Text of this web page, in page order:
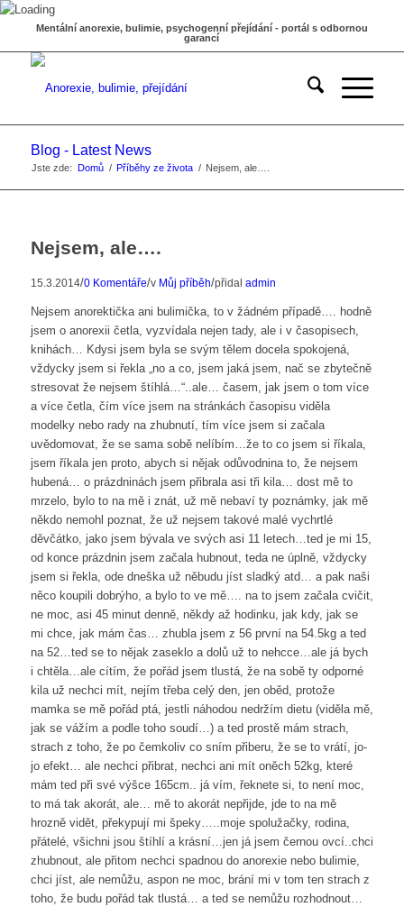
Mentální anorexie, bulimie, psychogenní přejídání - portál s odbornou
garancí
Blog - Latest News
Jste zde: Domů / Příběhy ze života / Nejsem, ale….
Nejsem, ale….
15.3.2014/0 Komentáře/v Můj příběh/přidal admin
Nejsem anorektička ani bulimička, to v žádném případě…. hodně
jsem o anorexii četla, vyzvídala nejen tady, ale i v časopisech,
knihách… Kdysi jsem byla se svým tělem docela spokojená,
vždycky jsem si řekla „no a co, jsem jaká jsem, nač se zbytečně
stresovat že nejsem štíhlá…“..ale… časem, jak jsem o tom více
a více četla, čím více jsem na stránkách časopisu viděla
modelky nebo rady na zhubnutí, tím více jsem si začala
uvědomovat, že se sama sobě nelíbím…že to co jsem si říkala,
jsem říkala jen proto, abych si nějak odůvodnina to, že nejsem
hubená… o prázdninách jsem přibrala asi tři kila… dost mě to
mrzelo, bylo to na mě i znát, už mě nebaví ty poznámky, jak mě
někdo nemohl poznat, že už nejsem takové malé vychrtlé
děvčátko, jako jsem bývala ve svých asi 11 letech…ted je mi 15,
od konce prázdnin jsem začala hubnout, teda ne úplně, vždycky
jsem si řekla, ode dneška už něbudu jíst sladký atd… a pak naši
něco koupili dobrýho, a bylo to ve mě…. na to jsem začala cvičit,
ne moc, asi 45 minut denně, někdy až hodinku, jak kdy, jak se
mi chce, jak mám čas… zhubla jsem z 56 první na 54.5kg a ted
na 52…ted se to nějak zaseklo a dolů už to nehcce…ale já bych
i chtěla…ale cítím, že pořád jsem tlustá, že na sobě ty odporné
kila už nechci mít, nejím třeba celý den, jen oběd, protože
mamka se mě pořád ptá, jestli náhodou nedržím dietu (viděla mě,
jak se vážím a podle toho soudí…) a ted prostě mám strach,
strach z toho, že po čemkoliv co sním přiberu, že se to vrátí, jo-
jo efekt… ale nechci přibrat, nechci ani mít oněch 52kg, které
mám ted při své výšce 165cm.. já vím, řeknete si, to není moc,
to má tak akorát, ale… mě to akorát nepřijde, jde to na mě
hrozně vidět, překypují mi špeky…..moje spolužačky, rodina,
přátelé, všichni jsou štíhlí a krásní…jen já jsem černou ovcí..chci
zhubnout, ale přitom nechci spadnou do anorexie nebo bulimie,
chci jíst, ale nemůžu, aspon ne moc, brání mi v tom ten strach z
toho, že budu pořád tak tlustá… a ted se nemůžu rozhodnout…